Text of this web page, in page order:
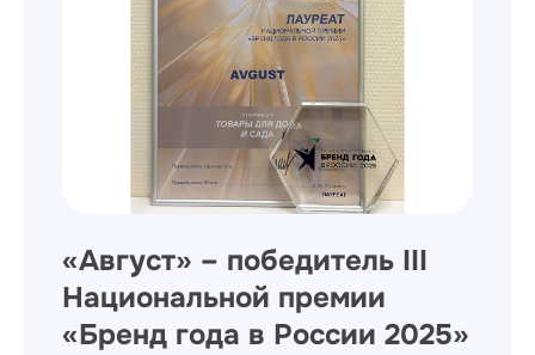
«Август» – победитель III
Национальной премии
«Бренд года в России 2025»